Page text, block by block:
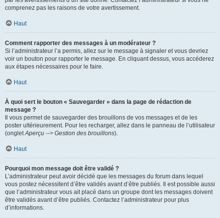
comprenez pas les raisons de votre avertissement.
Haut
Comment rapporter des messages à un modérateur ?
Si l’administrateur l’a permis, allez sur le message à signaler et vous devriez
voir un bouton pour rapporter le message. En cliquant dessus, vous accéderez
aux étapes nécessaires pour le faire.
Haut
À quoi sert le bouton « Sauvegarder » dans la page de rédaction de
message ?
Il vous permet de sauvegarder des brouillons de vos messages et de les
poster ultérieurement. Pour les recharger, allez dans le panneau de l’utilisateur
(ongletAperçu --> Gestion des brouillons).
Haut
Pourquoi mon message doit être validé ?
L’administrateur peut avoir décidé que les messages du forum dans lequel
vous postez nécessitent d’être validés avant d’être publiés. Il est possible aussi
que l’administrateur vous ait placé dans un groupe dont les messages doivent
être validés avant d’être publiés. Contactez l’administrateur pour plus
d’informations.